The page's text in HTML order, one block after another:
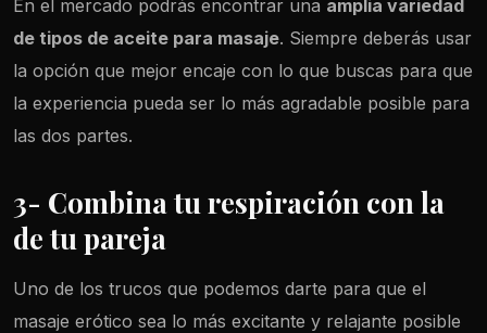
En el mercado podrás encontrar una amplia variedad
de tipos de aceite para masaje. Siempre deberás usar
la opción que mejor encaje con lo que buscas para que
la experiencia pueda ser lo más agradable posible para
las dos partes.
3- Combina tu respiración con la
de tu pareja
Uno de los trucos que podemos darte para que el
masaje erótico sea lo más excitante y relajante posible